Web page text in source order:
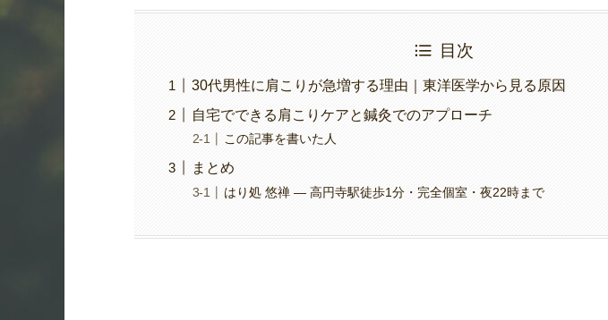
目次
30代男性に肩こりが急増する理由｜東洋医学から見る原因
自宅でできる肩こりケアと鍼灸でのアプローチ
この記事を書いた人
まとめ
はり処 悠禅 ― 高円寺駅徒歩1分・完全個室・夜22時まで